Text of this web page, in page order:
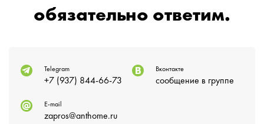
обязательно ответим.
Telegram
+7 (937) 844-66-73
Вконтакте
сообщение в группе
E-mail
zapros@anthome.ru